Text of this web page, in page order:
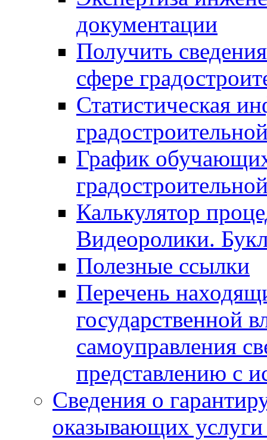
документации
Получить
сфере
Статистическая
График
Калькулятор
Видеоролики.
Полезные ссылки
Перечень
государственной
самоуправления
представлению с
Сведения о
оказывающих